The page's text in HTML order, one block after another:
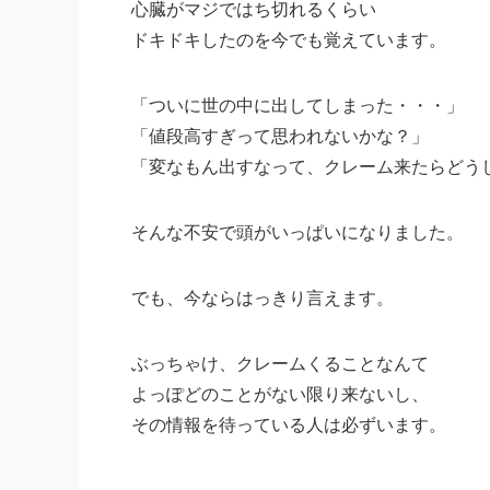
心臓がマジではち切れるくらい
ドキドキしたのを今でも覚えています。
「ついに世の中に出してしまった・・・」
「値段高すぎって思われないかな？」
「変なもん出すなって、クレーム来たらどう
そんな不安で頭がいっぱいになりました。
でも、今ならはっきり言えます。
ぶっちゃけ、クレームくることなんて
よっぽどのことがない限り来ないし、
その情報を待っている人は必ずいます。